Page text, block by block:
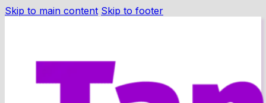
Skip to main content Skip to footer